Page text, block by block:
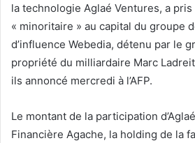
la technologie Aglaé Ventures, a
« minoritaire » au capital du groupe
d’influence Webedia, détenu par le
propriété du milliardaire Marc
ils annoncé mercredi à l’AFP.
Le montant de la participation
Financière Agache, la holding de la